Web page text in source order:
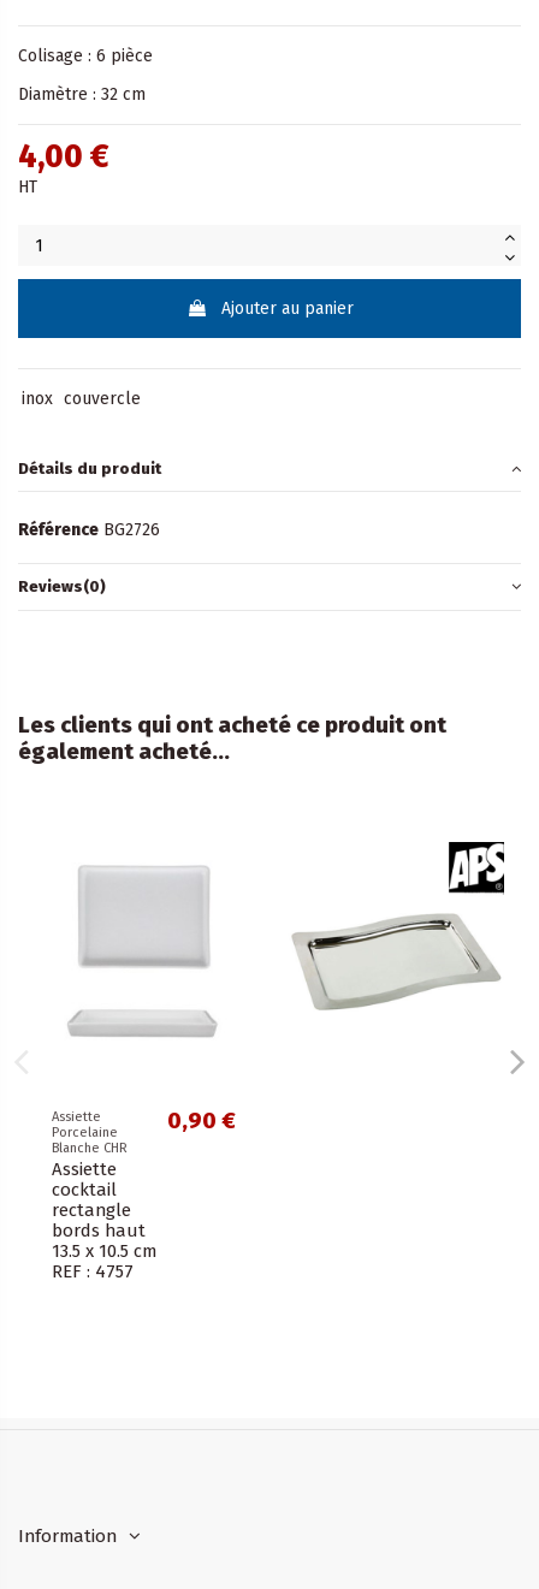
Colisage : 6 pièce
Diamètre : 32 cm
4,00 €
HT
Ajouter au panier
inox couvercle
Détails du produit
Référence BG2726
Reviews(0)
Les clients qui ont acheté ce produit ont
également acheté...
Assiette
Porcelaine
Blanche CHR
Assiette
cocktail
rectangle
bords haut
13.5 x 10.5 cm
REF : 4757
0,90 €
Information